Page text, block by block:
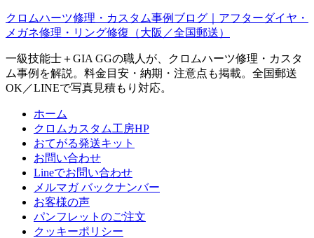
クロムハーツ修理・カスタム事例ブログ｜アフターダイヤ・
メガネ修理・リング修復（大阪／全国郵送）
一級技能士＋GIA GGの職人が、クロムハーツ修理・カスタ
ム事例を解説。料金目安・納期・注意点も掲載。全国郵送
OK／LINEで写真見積もり対応。
ホーム
クロムカスタム工房HP
おてがる発送キット
お問い合わせ
Lineでお問い合わせ
メルマガ バックナンバー
お客様の声
パンフレットのご注文
クッキーポリシー